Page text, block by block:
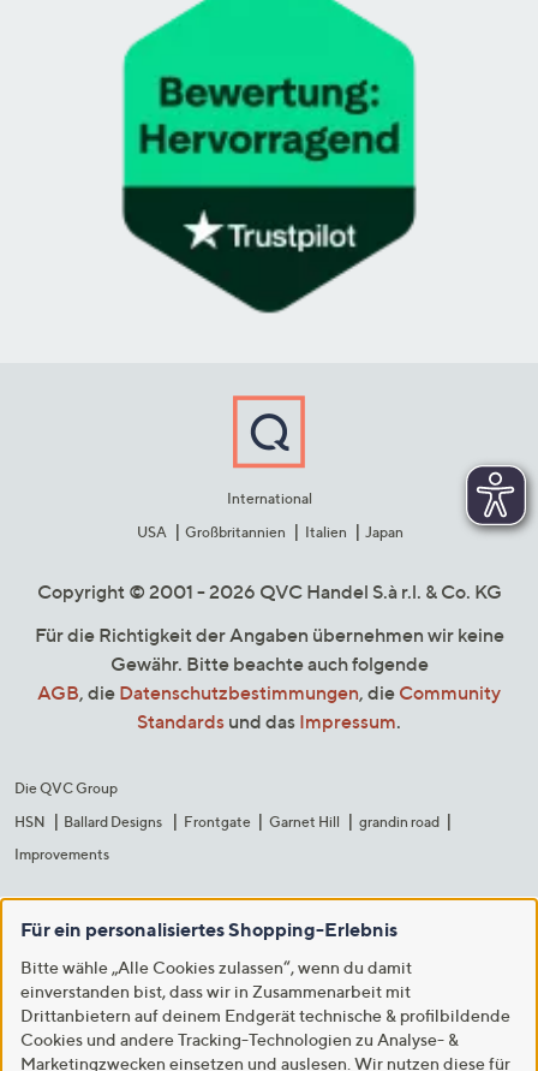
International
USA
Großbritannien Italien Japan
Copyright © 2001 - 2026 QVC Handel S.à r.l. & Co. KG
Für die Richtigkeit der Angaben übernehmen wir keine
Gewähr. Bitte beachte auch folgende
AGB, die Datenschutzbestimmungen, die Community
Standards und das Impressum.
Die QVC Group
HSN
Ballard Designs Frontgate Garnet Hill
grandin road
Improvements
Für ein personalisiertes Shopping-Erlebnis
Bitte wähle „Alle Cookies zulassen“, wenn du damit
einverstanden bist, dass wir in Zusammenarbeit mit
Drittanbietern auf deinem Endgerät technische & profilbildende
Cookies und andere Tracking-Technologien zu Analyse- &
Marketingzwecken einsetzen und auslesen. Wir nutzen diese für